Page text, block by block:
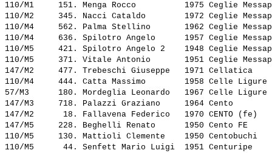
110/M1     151. Menga Rocco
1975 Ceglie
110/M2     345. Nacci Cataldo
1972 Ceglie
110/M4     562. Palma Stellino
1962 Ceglie
110/M4     636. Spilotro Angelo
1957 Ceglie
110/M5     421. Spilotro Angelo 2
1948 Ceglie
110/M5     371. Vitale Antonio
1951 Ceglie
147/M2     477. Trebeschi Giuseppe
1971 Cellatica
110/M4     444. Catta Massimo
1958 Celle
57/M3      180. Mordeglia Leonardo
1967 Celle
147/M3     718. Palazzi Graziano
1964 Cento
147/M2      18. Fallavena Federico
1970 CENTO
147/M5     228. Beghelli Renato
1950 Cento FE
110/M5     130. Mattioli Clemente
1950
110/M5      44. Senfett Mario Luigi
1951